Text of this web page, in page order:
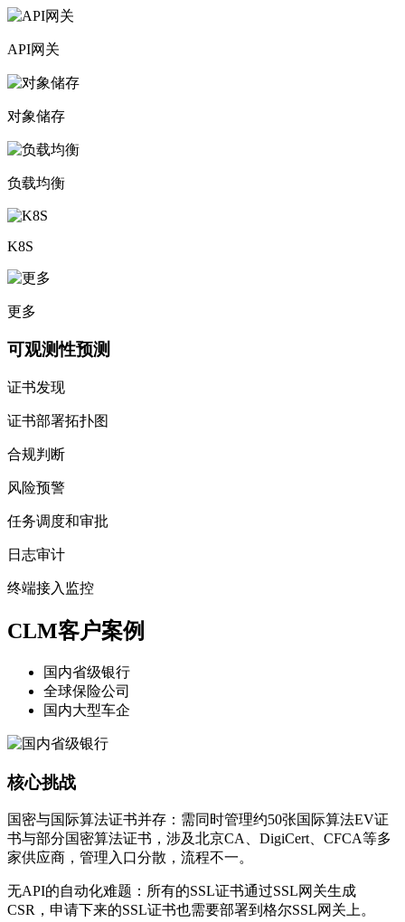
API网关
对象储存
负载均衡
K8S
更多
可观测性预测
证书发现
证书部署拓扑图
合规判断
风险预警
任务调度和审批
日志审计
终端接入监控
CLM客户案例
国内省级银行
全球保险公司
国内大型车企
核心挑战
国密与国际算法证书并存：需同时管理约50张国际算法EV证
书与部分国密算法证书，涉及北京CA、DigiCert、CFCA等多
家供应商，管理入口分散，流程不一。
无API的自动化难题：所有的SSL证书通过SSL网关生成
CSR，申请下来的SSL证书也需要部署到格尔SSL网关上。